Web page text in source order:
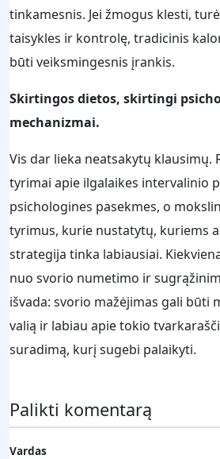
tinkamesnis. Jei žmogus klesti,
taisykles ir kontrolę, tradicinis
būti veiksmingesnis įrankis.
Skirtingos dietos, skirtingi
mechanizmai.
Vis dar lieka neatsakytų klausimų.
tyrimai apie ilgalaikes intervalinio
psichologines pasekmes, o
tyrimus, kurie nustatytų, kuriems
strategija tinka labiausiai.
nuo svorio numetimo ir
išvada: svorio mažėjimas gali būti
valią ir labiau apie tokio
suradimą, kurį sugebi palaikyti.
Palikti komentarą
Vardas